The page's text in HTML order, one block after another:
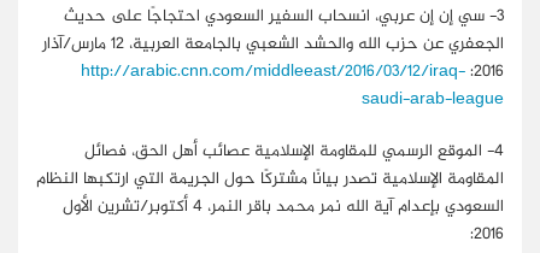
3- سي إن إن عربي، انسحاب السفير السعودي احتجاجًا على حديث
الجعفري عن حزب الله والحشد الشعبي بالجامعة العربية، 12 مارس/آذار
2016:
http://arabic.cnn.com/middleeast/2016/03/12/iraq-
saudi-arab-league
4- الموقع الرسمي للمقاومة الإسلامية عصائب أهل الحق، فصائل
المقاومة الإسلامية تصدر بيانًا مشتركًا حول الجريمة التي ارتكبها النظام
السعودي بإعدام آية الله نمر محمد باقر النمر، 4 أكتوبر/تشرين الأول
2016: